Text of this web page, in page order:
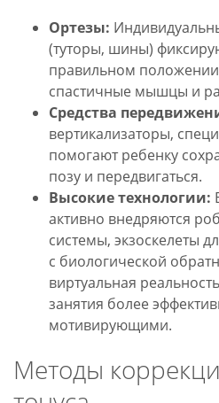
Ортезы:
(туторы, шины)
правильном
спастичные мышцы и
Средства
вертикализаторы,
помогают ребенку
позу и передвигаться.
Высокие технологии:
активно внедряются
системы, экзоскелеты
с биологической
виртуальная
занятия более
мотивирующими.
Методы